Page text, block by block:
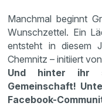
Manchmal beginnt
Wunschzettel. Ein
entsteht in diesem
Chemnitz – initiiert
Und hinter ihr
Gemeinschaft!
Facebook-